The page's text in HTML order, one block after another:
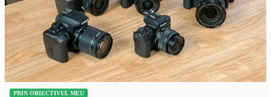
PRIN OBIECTIVUL MEU